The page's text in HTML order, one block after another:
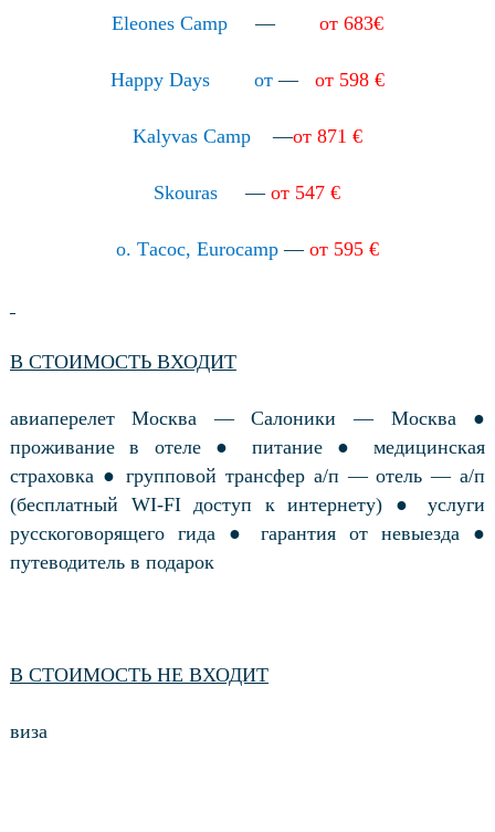
Eleones Camp — от 683€
Happy Days от— от 598 €
Kalyvas Camp —от871 €
Skouras —от 547 €
о. Тасос, Eurocamp— от 595 €
В СТОИМОСТЬ ВХОДИТ
авиаперелет Москва — Салоники — Москва ●
проживание в отеле ● питание ● медицинская
страховка ● групповой трансфер а/п — отель — а/п
(бесплатный WI-FI доступ к интернету) ● услуги
русскоговорящего гида ● гарантия от невыезда ●
путеводитель в подарок
В СТОИМОСТЬ НЕ ВХОДИТ
виза